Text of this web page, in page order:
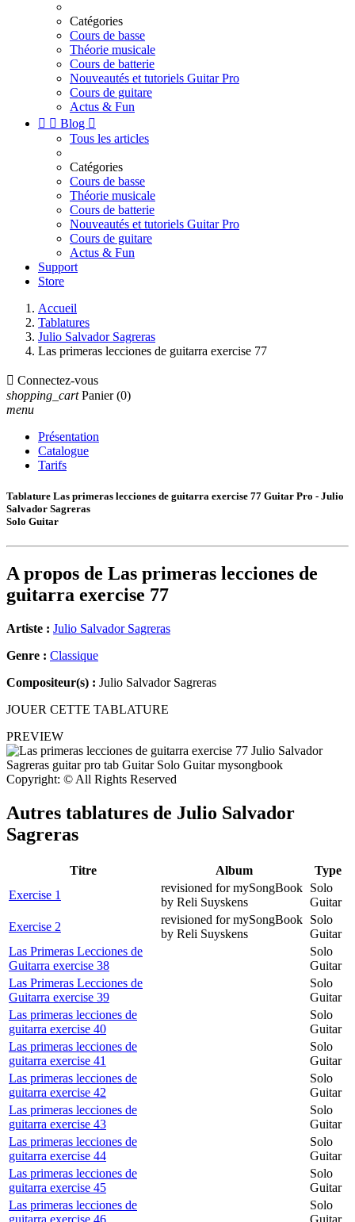
Catégories
Cours de basse
Théorie musicale
Cours de batterie
Nouveautés et tutoriels Guitar Pro
Cours de guitare
Actus & Fun
  Blog 
Tous les articles
Catégories
Cours de basse
Théorie musicale
Cours de batterie
Nouveautés et tutoriels Guitar Pro
Cours de guitare
Actus & Fun
Support
Store
Accueil
Tablatures
Julio Salvador Sagreras
Las primeras lecciones de guitarra exercise 77
 Connectez-vous
shopping_cart Panier (0)
menu
Présentation
Catalogue
Tarifs
Tablature Las primeras lecciones de guitarra exercise 77 Guitar Pro - Julio
Salvador Sagreras
Solo Guitar
A propos de Las primeras lecciones de
guitarra exercise 77
Artiste : Julio Salvador Sagreras
Genre : Classique
Compositeur(s) : Julio Salvador Sagreras
JOUER CETTE TABLATURE
PREVIEW
Copyright: © All Rights Reserved
Autres tablatures de Julio Salvador
Sagreras
Titre Album
Type
Exercise 1
revisioned for mySongBook
by Reli Suyskens
Solo
Guitar
Exercise 2
revisioned for mySongBook
by Reli Suyskens
Solo
Guitar
Las Primeras Lecciones de
Guitarra exercise 38
Solo
Guitar
Las Primeras Lecciones de
Guitarra exercise 39
Solo
Guitar
Las primeras lecciones de
guitarra exercise 40
Solo
Guitar
Las primeras lecciones de
guitarra exercise 41
Solo
Guitar
Las primeras lecciones de
guitarra exercise 42
Solo
Guitar
Las primeras lecciones de
guitarra exercise 43
Solo
Guitar
Las primeras lecciones de
guitarra exercise 44
Solo
Guitar
Las primeras lecciones de
guitarra exercise 45
Solo
Guitar
Las primeras lecciones de
guitarra exercise 46
Solo
Guitar